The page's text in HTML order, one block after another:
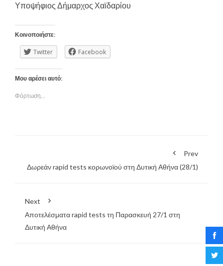
Υποψήφιος Δήμαρχος Χαϊδαρίου
Κοινοποιήστε:
Twitter Facebook
Μου αρέσει αυτό:
Φόρτωση...
Prev
Δωρεάν rapid tests κορωνοϊού στη Δυτική Αθήνα (28/1)
Next
Αποτελέσματα rapid tests τη Παρασκευή 27/1 στη
Δυτική Αθήνα